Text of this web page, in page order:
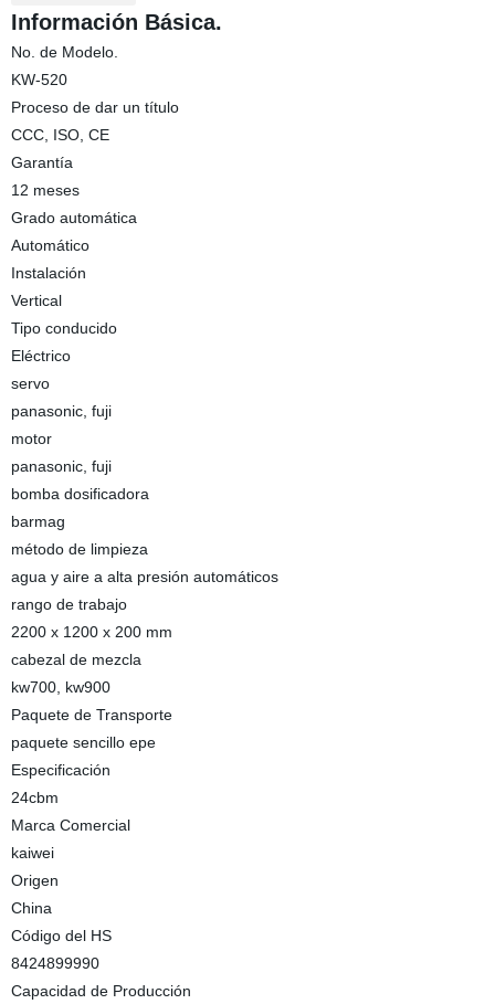
Información Básica.
No. de Modelo.
KW-520
Proceso de dar un título
CCC, ISO, CE
Garantía
12 meses
Grado automática
Automático
Instalación
Vertical
Tipo conducido
Eléctrico
servo
panasonic, fuji
motor
panasonic, fuji
bomba dosificadora
barmag
método de limpieza
agua y aire a alta presión automáticos
rango de trabajo
2200 x 1200 x 200 mm
cabezal de mezcla
kw700, kw900
Paquete de Transporte
paquete sencillo epe
Especificación
24cbm
Marca Comercial
kaiwei
Origen
China
Código del HS
8424899990
Capacidad de Producción